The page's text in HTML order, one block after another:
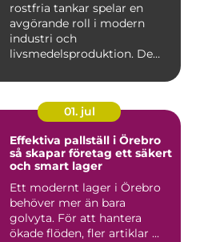
rostfria tankar spelar en
avgörande roll i modern
industri och
livsmedelsproduktion. De
01. jul
Effektiva pallställ i Örebro
så skapar företag ett säkert
och smart lager
Ett modernt lager i Örebro
behöver mer än bara
golvyta. För att hantera
ökade flöden, fler artiklar ...